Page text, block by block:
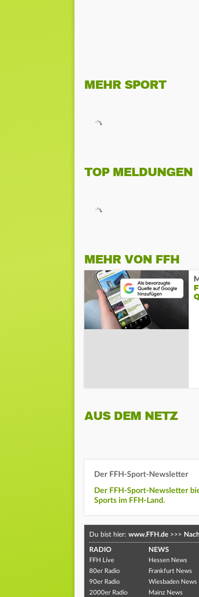
MEHR SPORT
TOP MELDUNGEN
MEHR VON FFH
AUS DEM NETZ
Der FFH-Sport-Newsletter
Der FFH-Sport-Newsletter
Sports im FFH-Land.
Du bist hier: www.FFH.de >>>
RADIO
FFH Live
80er Radio
90er Radio
2000er Radio
NEWS
Hessen News
Frankfurt News
Wiesbaden News
Mainz News